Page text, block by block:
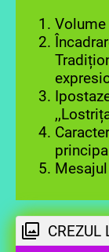
CREZUL